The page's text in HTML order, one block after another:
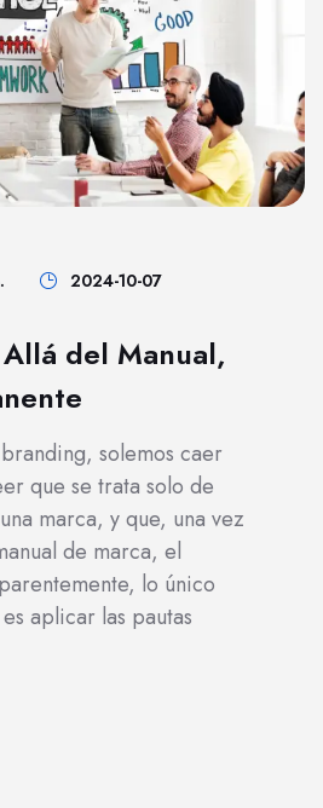
2024-10-07
del Manual,
solemos caer
que se trata solo de
marca, y que, una vez
de marca, el
lo único
aplicar las pautas